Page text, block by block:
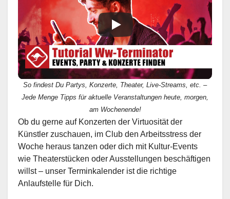
So findest Du Partys, Konzerte, Theater, Live-Streams, etc. –
Jede Menge Tipps für aktuelle Veranstaltungen heute, morgen,
am Wochenende!
Ob du gerne auf Konzerten der Virtuosität der
Künstler zuschauen, im Club den Arbeitsstress der
Woche heraus tanzen oder dich mit Kultur-Events
wie Theaterstücken oder Ausstellungen beschäftigen
willst – unser Terminkalender ist die richtige
Anlaufstelle für Dich.